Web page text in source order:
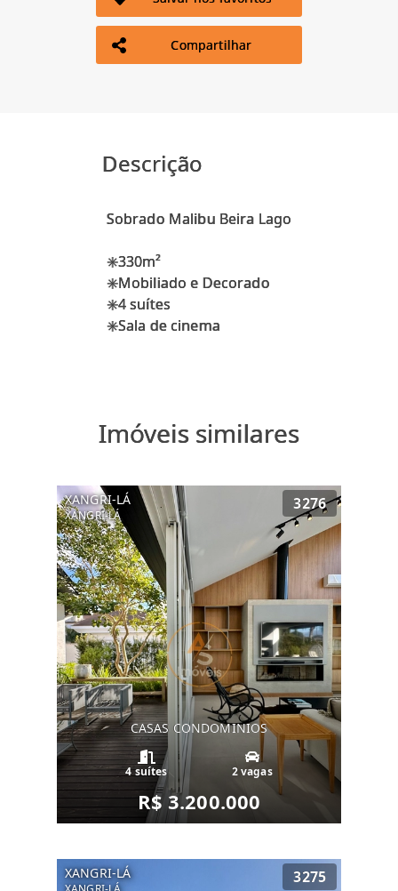
Compartilhar
Descrição
Sobrado Malibu Beira Lago
✳️330m²
✳️Mobiliado e Decorado
✳️4 suítes
Imóveis similares
XANGRI-LÁ
XANGRI-LÁ
3276
CASAS CONDOMINIOS
4 suítes 2 vagas
R$ 3.200.000
XANGRI-LÁ 3275